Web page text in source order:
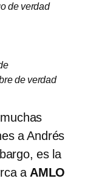
de verdad
de verdad
a Andrés
es la
a AMLO